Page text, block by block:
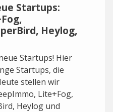
Startups:
Heylog,
Startups! Hier
Startups, die
stellen wir
Lite+Fog,
Heylog und